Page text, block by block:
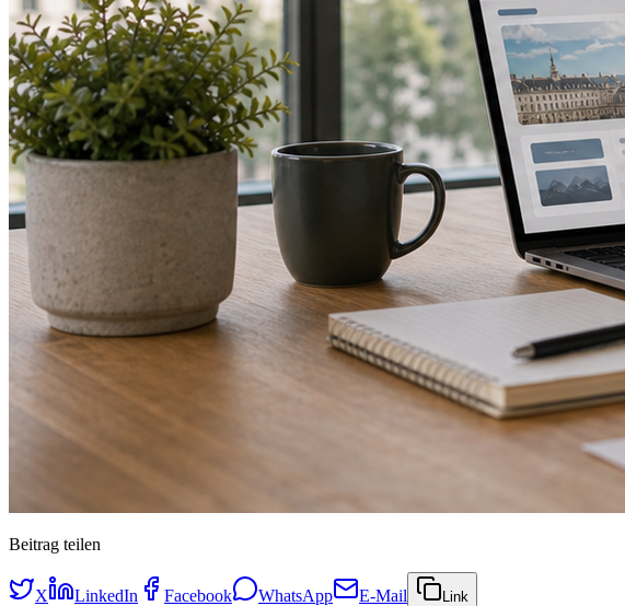
Beitrag teilen
X LinkedIn Facebook WhatsApp E-Mail Link